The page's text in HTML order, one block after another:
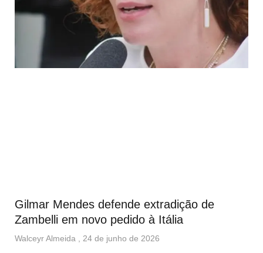
Gilmar Mendes defende extradição de
Zambelli em novo pedido à Itália
Walceyr Almeida 24 de junho de 2026